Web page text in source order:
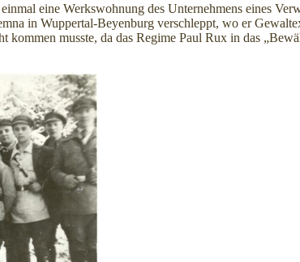
eine Werkswohnung des Unternehmens eines
in Wuppertal-Beyenburg verschleppt, wo er
kommen musste, da das Regime Paul Rux in das